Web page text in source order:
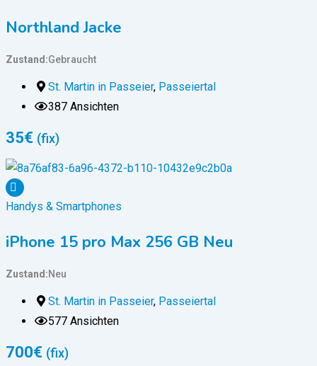
Northland Jacke
Zustand Gebraucht
St. Martin in Passeier, Passeiertal
387 Ansichten
35€ (fix)
Handys & Smartphones
iPhone 15 pro Max 256 GB Neu
Zustand Neu
St. Martin in Passeier, Passeiertal
577 Ansichten
700€ (fix)